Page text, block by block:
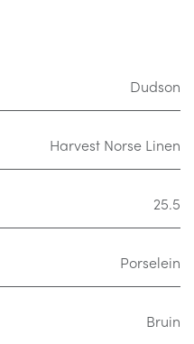
Dudson
Harvest Norse Linen
25.5
Porselein
Bruin